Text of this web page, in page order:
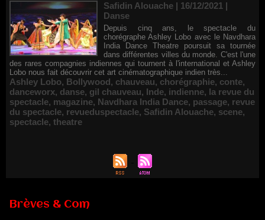
Safidin Alouache | 16/12/2021 |
Danse
Depuis cinq ans, le spectacle du
chorégraphe Ashley Lobo avec le Navdhara
India Dance Theatre poursuit sa tournée
dans différentes villes du monde. C'est l'une
des rares compagnies indiennes qui tournent à l'international et Ashley
Lobo nous fait découvrir cet art cinématographique indien très...
Ashley Lobo, Bollywood, chauveau, chorégraphie, conte,
danceworx, danse, gil chauveau, Inde, indienne, la revue du
spectacle, magazine, Navdhara India Dance, passage, revue
du spectacle, revueduspectacle, Safidin Alouache, scene,
spectacle, theatre
Brèves & Com